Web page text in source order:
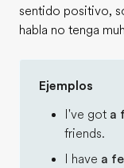
sentido positivo,
habla no tenga
Ejemplos
I've got a
friends.
I have a